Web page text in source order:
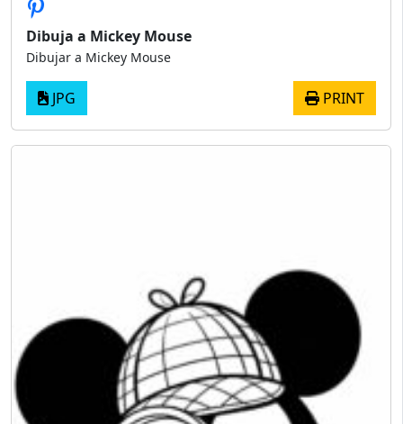
Dibuja a Mickey Mouse
Dibujar a Mickey Mouse
JPG PRINT